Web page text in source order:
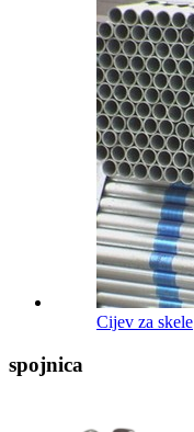
Cijev za skele
spojnica